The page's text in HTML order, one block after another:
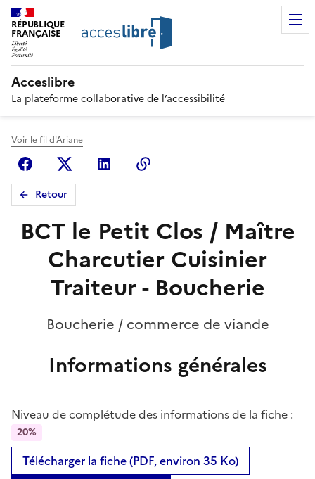
RÉPUBLIQUE
FRANÇAISE
Acceslibre
La plateforme collaborative de l’accessibilité
Voir le fil d'Ariane
FacebookX (anciennement Twitter)
Linkedin
Retour
BCT le Petit Clos / Maître
Charcutier Cuisinier
Traiteur - Boucherie
Boucherie / commerce de viande
Informations générales
Niveau de complétude des informations de la fiche :
20%
Télécharger la fiche (PDF, environ 35 Ko)